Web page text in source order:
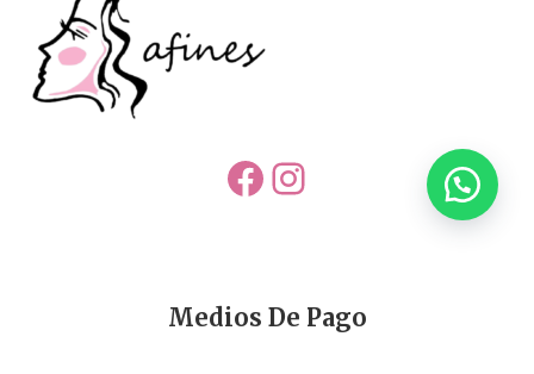
Facebook
Instagram
Medios De Pago